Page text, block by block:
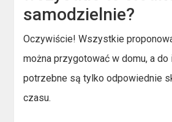
samodzielnie?
Oczywiście! Wszystkie
można przygotować w domu, a do
potrzebne są tylko odpowiednie
czasu.